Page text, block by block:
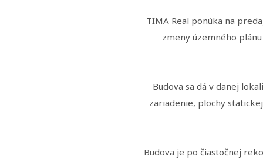
TIMA Real ponúka na
zmeny územného
Budova sa dá v danej
zariadenie, plochy
Budova je po čiastočnej